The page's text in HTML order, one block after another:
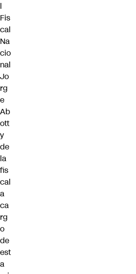
l
Fis
cal
Na
cio
nal
Jo
rg
e
Ab
ott
y
de
la
fis
cal
a
ca
rg
o
de
est
a